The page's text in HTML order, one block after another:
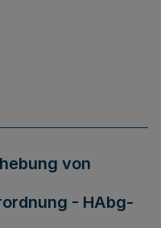
von
- HAbg-